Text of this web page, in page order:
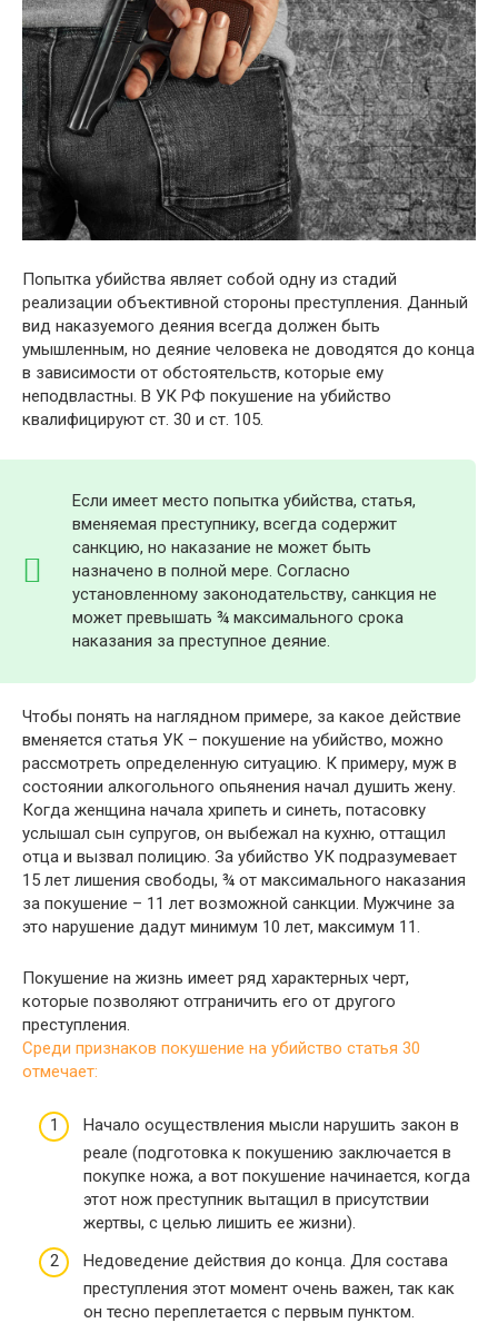
Попытка убийства являет собой одну из стадий
реализации объективной стороны преступления. Данный
вид наказуемого деяния всегда должен быть
умышленным, но деяние человека не доводятся до конца
в зависимости от обстоятельств, которые ему
неподвластны. В УК РФ покушение на убийство
квалифицируют ст. 30 и ст. 105.
Если имеет место попытка убийства, статья,
вменяемая преступнику, всегда содержит
санкцию, но наказание не может быть
назначено в полной мере. Согласно
установленному законодательству, санкция не
может превышать ¾ максимального срока
наказания за преступное деяние.
Чтобы понять на наглядном примере, за какое действие
вменяется статья УК – покушение на убийство, можно
рассмотреть определенную ситуацию. К примеру, муж в
состоянии алкогольного опьянения начал душить жену.
Когда женщина начала хрипеть и синеть, потасовку
услышал сын супругов, он выбежал на кухню, оттащил
отца и вызвал полицию. За убийство УК подразумевает
15 лет лишения свободы, ¾ от максимального наказания
за покушение – 11 лет возможной санкции. Мужчине за
это нарушение дадут минимум 10 лет, максимум 11.
Покушение на жизнь имеет ряд характерных черт,
которые позволяют отграничить его от другого
преступления.
Среди признаков покушение на убийство статья 30
отмечает:
Начало осуществления мысли нарушить закон в
реале (подготовка к покушению заключается в
покупке ножа, а вот покушение начинается, когда
этот нож преступник вытащил в присутствии
жертвы, с целью лишить ее жизни).
Недоведение действия до конца. Для состава
преступления этот момент очень важен, так как
он тесно переплетается с первым пунктом.